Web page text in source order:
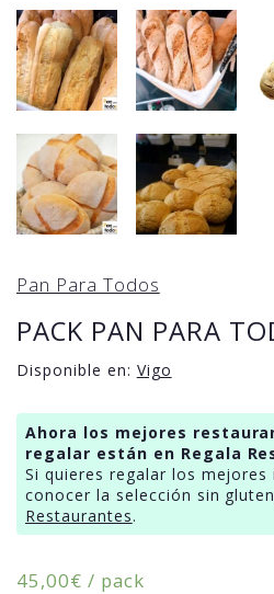
Pan Para Todos
PACK PAN PARA
Disponible en: Vigo
Ahora los mejores
regalar están en Regala
Si quieres regalar los
conocer la selección sin
Restaurantes.
45,00€ / pack